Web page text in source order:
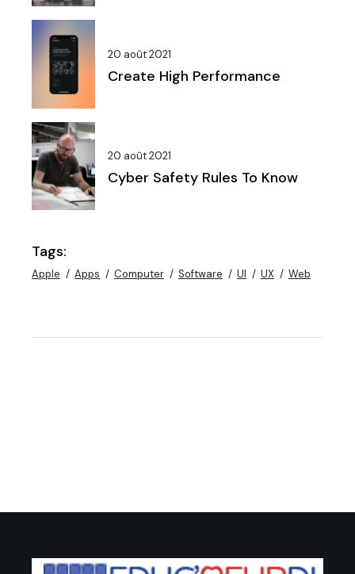
20 août 2021
Create High Performance
20 août 2021
Cyber Safety Rules To Know
Tags:
Apple Apps Computer Software UI UX Web